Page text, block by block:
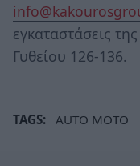
εγκαταστάσεις
Γυθείου 126-136.
TAGS: AUTO MOTO